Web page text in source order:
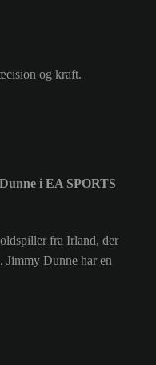
og kraft.
i EA SPORTS
fra Irland, der
Dunne har en